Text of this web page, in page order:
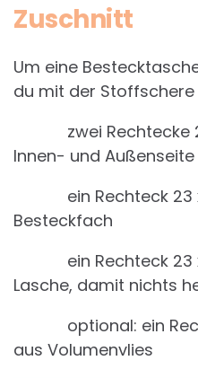
Zuschnitt
Um eine
du mit der Stoffschere
zwei Rechtecke
Innen- und Außenseite
ein Rechteck 23 x
Besteckfach
ein Rechteck 23 x
Lasche, damit nichts
optional: ein
aus Volumenvlies